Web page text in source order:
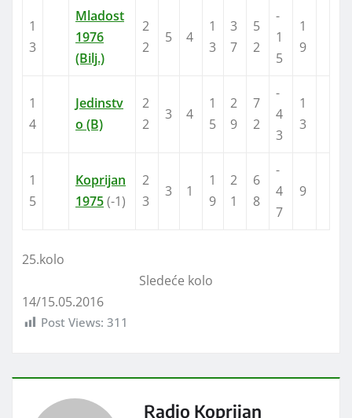
1
3
Mladost
1976
(Bilj.)
2
2
5 4
1
3
3
7
5
2
-
1
5
1
9
1
4
Jedinstv
o (B)
2
2
3 4
1
5
2
9
7
2
-
4
3
1
3
1
5
Koprijan
1975(-1)
2
3
3 1
1
9
2
1
6
8
-
4
7
9
25.kolo
Sledeće kolo
14/15.05.2016
Post Views: 311
Radio Koprijan